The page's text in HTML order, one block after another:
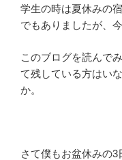
学生の時は夏休みの
でもありましたが、
このブログを読んで
て残している方はい
か。
さて僕もお盆休みの3